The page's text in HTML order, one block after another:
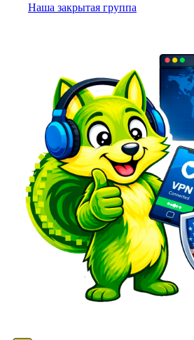
Наша закрытая группа